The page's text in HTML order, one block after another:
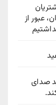
عبور از
صدای